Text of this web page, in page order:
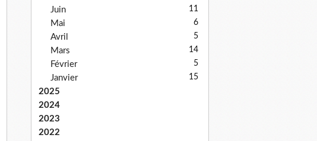
Juin 11
Mai 6
Avril 5
Mars 14
Février 5
Janvier 15
2025
2024
2023
2022